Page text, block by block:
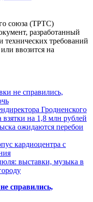
союза (ТРТС)
разработанный
технических требований
ввозится на
не справились,
Гродненского
взятки на 1,8 млн рублей
ожидаются перебои
кардиоцентра с
выставки, музыка в
справились,